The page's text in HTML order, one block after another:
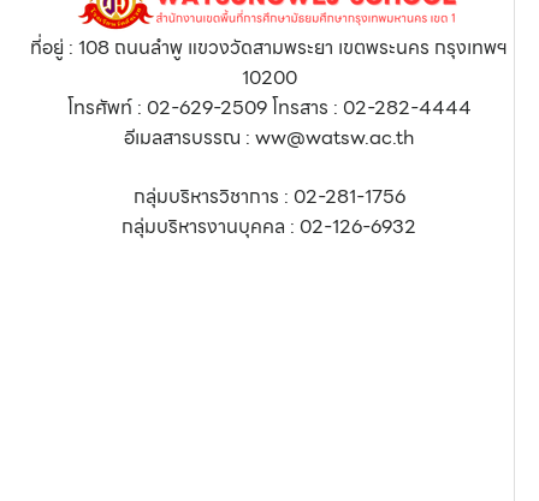
ที่อยู่ : 108 ถนนลำพู แขวงวัดสามพระยา เขตพระนคร กรุงเทพฯ
10200
โทรศัพท์ : 02-629-2509 โทรสาร : 02-282-4444
อีเมลสารบรรณ : ww@watsw.ac.th
กลุ่มบริหารวิชาการ : 02-281-1756
กลุ่มบริหารงานบุคคล : 02-126-6932